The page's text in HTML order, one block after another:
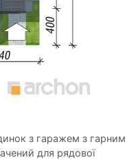
з гаражем з гарним
для рядової